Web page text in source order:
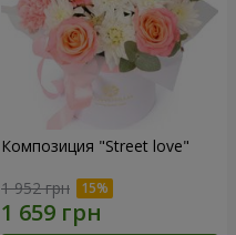
Композиция "Street love"
1 952 грн